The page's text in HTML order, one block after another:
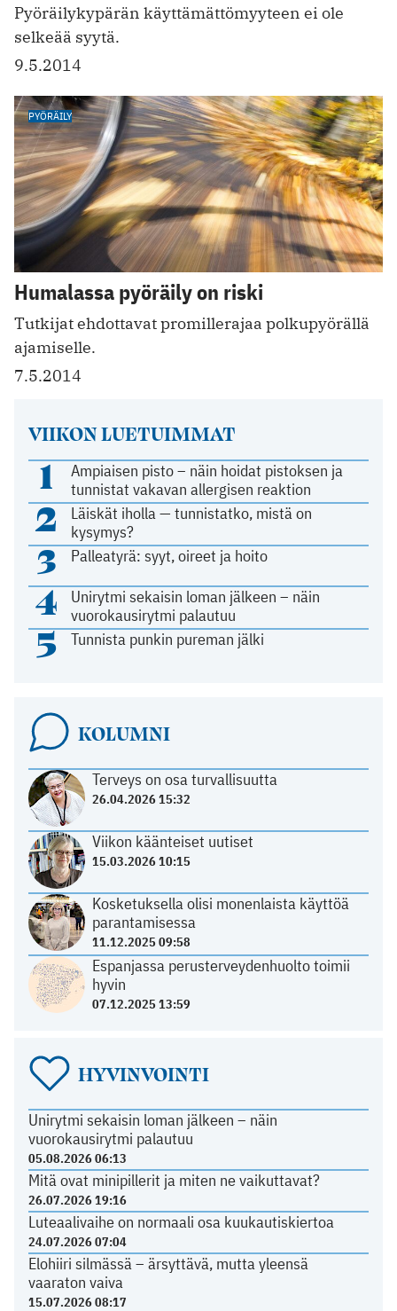
Pyöräilykypärän käyttämättömyyteen ei ole
selkeää syytä.
9.5.2014
PYÖRÄILY
Humalassa pyöräily on riski
Tutkijat ehdottavat promillerajaa polkupyörällä
ajamiselle.
7.5.2014
VIIKON LUETUIMMAT
1
Ampiaisen pisto – näin hoidat pistoksen ja
tunnistat vakavan allergisen reaktion
2
Läiskät iholla — tunnistatko, mistä on
kysymys?
3 Palleatyrä: syyt, oireet ja hoito
4
Unirytmi sekaisin loman jälkeen – näin
vuorokausirytmi palautuu
5 Tunnista punkin pureman jälki
KOLUMNI
Terveys on osa turvallisuutta
26.04.2026 15:32
Viikon käänteiset uutiset
15.03.2026 10:15
Kosketuksella olisi monenlaista käyttöä
parantamisessa
11.12.2025 09:58
Espanjassa perusterveydenhuolto toimii
hyvin
07.12.2025 13:59
HYVINVOINTI
Unirytmi sekaisin loman jälkeen – näin
vuorokausirytmi palautuu
05.08.2026 06:13
Mitä ovat minipillerit ja miten ne vaikuttavat?
26.07.2026 19:16
Luteaalivaihe on normaali osa kuukautiskiertoa
24.07.2026 07:04
Elohiiri silmässä – ärsyttävä, mutta yleensä
vaaraton vaiva
15.07.2026 08:17